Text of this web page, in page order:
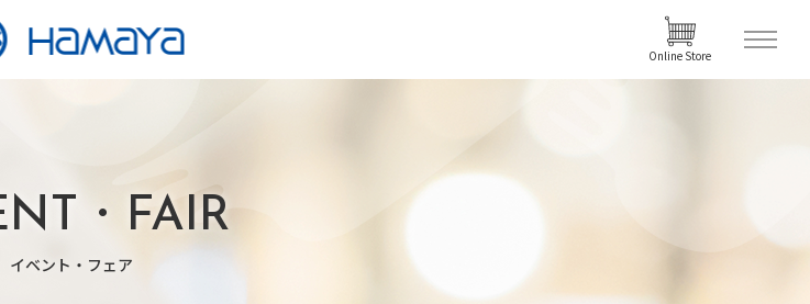
Online Store
・FAIR
イベント・フェア